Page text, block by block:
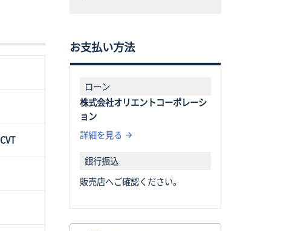
お支払い方法
ローン
株式会社オリエントコーポレーシ
ョン
詳細を見る
銀行振込
販売店へご確認ください。